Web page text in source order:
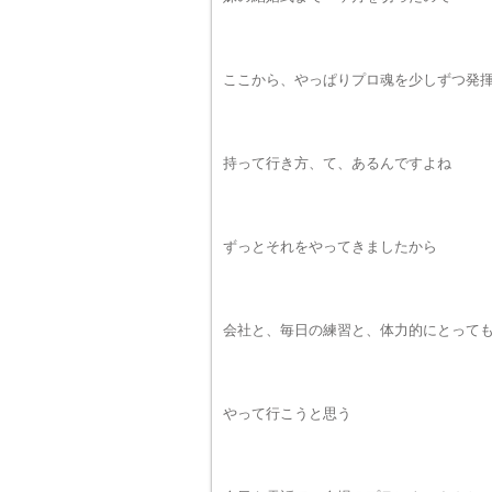
ここから、やっぱりプロ魂を少しずつ発
持って行き方、て、あるんですよね
ずっとそれをやってきましたから
会社と、毎日の練習と、体力的にとって
やって行こうと思う